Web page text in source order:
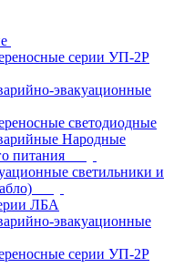
серии УП-2Р
эвакуационные
светодиодные
Народные
питания
светильники и
ЛБА
эвакуационные
серии УП-2Р